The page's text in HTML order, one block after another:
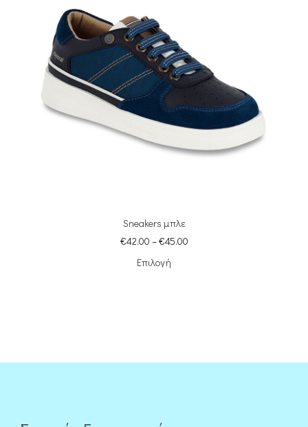
Sneakers μπλε
€42.00 –€45.00
Επιλογή